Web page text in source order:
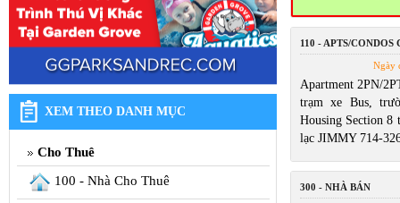
XEM THEO DANH MỤC
Cho Thuê
100 - Nhà Cho Thuê
110 - APTS/CONDOS
Ngày
Apartment 2PN/
trạm xe Bus,
Housing Section
lạc JIMMY 714-
300 - NHÀ BÁN